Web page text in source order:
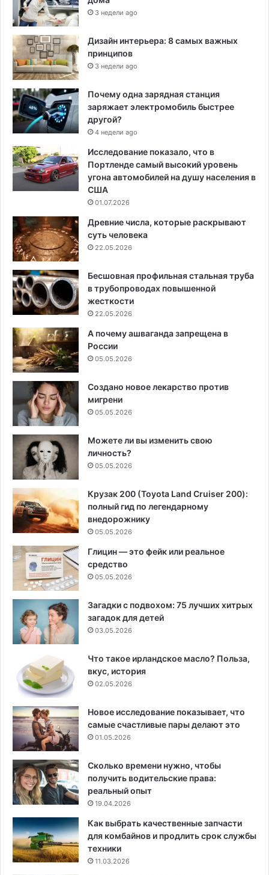
3 недели ago
Дизайн интерьера: 8 самых важных
принципов
3 недели ago
Почему одна зарядная станция
заряжает электромобиль быстрее
другой?
4 недели ago
Исследование показало, что в
Портленде самый высокий уровень
угона автомобилей на душу населения в
США
01.07.2026
Древние числа, которые раскрывают
суть человека
22.05.2026
Бесшовная профильная стальная труба
в трубопроводах повышенной
жесткости
22.05.2026
А почему ашваганда запрещена в
России
05.05.2026
Создано новое лекарство против
мигрени
05.05.2026
Можете ли вы изменить свою
личность?
05.05.2026
Крузак 200 (Toyota Land Cruiser 200):
полный гид по легендарному
внедорожнику
05.05.2026
Глицин — это фейк или реальное
средство
05.05.2026
Загадки с подвохом: 75 лучших хитрых
загадок для детей
03.05.2026
Что такое ирландское масло? Польза,
вкус, история
02.05.2026
Новое исследование показывает, что
самые счастливые пары делают это
01.05.2026
Сколько времени нужно, чтобы
получить водительские права:
реальный опыт
19.04.2026
Как выбрать качественные запчасти
для комбайнов и продлить срок службы
техники
11.03.2026